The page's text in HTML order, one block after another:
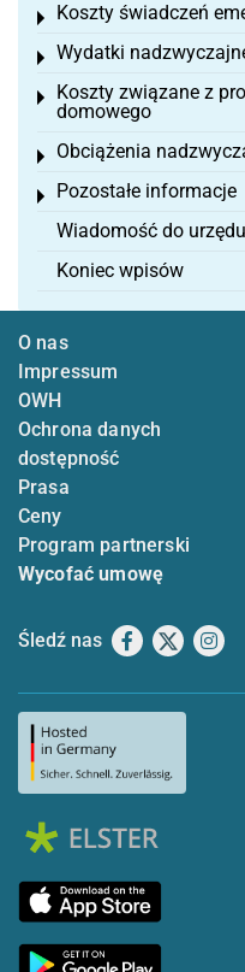
Koszty świadczeń
Toggle menu
Wydatki
Toggle menu
Koszty związane z
domowego
Toggle menu
Obciążenia
Toggle menu
Pozostałe informacje
Toggle menu
Wiadomość do
Koniec wpisów
O nas
Impressum
OWH
Ochrona danych
dostępność
Prasa
Ceny
Program partnerski
Wycofać umowę
Śledź nas Facebook
X